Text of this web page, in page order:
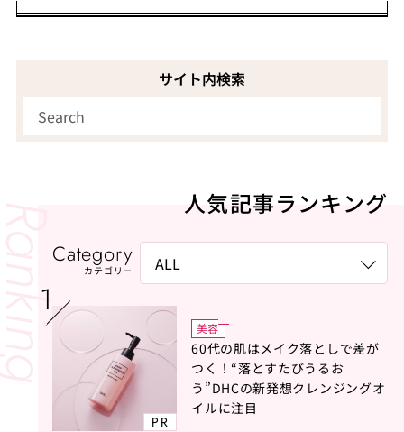
サイト内検索
人気記事ランキング
Category
カテゴリー
PR
美容
60代の肌はメイク落としで差が
つく！“落とすたびうるお
う”DHCの新発想クレンジングオ
イルに注目